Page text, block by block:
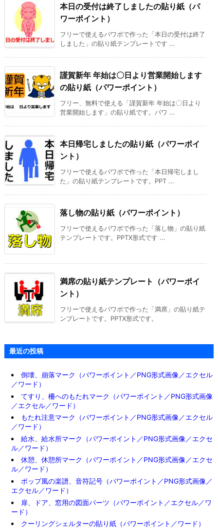
本日の受付は終了しましたの貼り紙（パ
ワーポイント）
フリーで使えるパワポで作った「本日の受付は終了
しました」の貼り紙テンプレートです ...
謹賀新年 年始は〇日より営業開始します
の貼り紙（パワーポイント）
フリー、無料で使える「謹賀新年 年始は〇日より
営業開始します」の貼り紙です。パワ ...
本日帰宅しましたの貼り紙（パワーポイ
ント）
フリーで使えるパワポで作った「本日帰宅しまし
た」の貼り紙テンプレートです。PPT ...
落し物の貼り紙（パワーポイント）
フリーで使えるパワポで作った「落し物」の貼り紙
テンプレートです。PPTX形式です ...
満席の貼り紙テンプレート（パワーポイ
ント）
フリーで使えるパワポで作った「満席」の貼り紙テ
ンプレートです。PPTX形式です。
最近の投稿
倒壊、崩落マーク（パワーポイント／PNG形式画像／エクセル
／ワード）
てすり、柵へのもたれマーク（パワーポイント／PNG形式画像
／エクセル／ワード）
もたれ注意マーク（パワーポイント／PNG形式画像／エクセル
／ワード）
給水、給水所マーク（パワーポイント／PNG形式画像／エクセ
ル／ワード）
休憩、休憩所マーク（パワーポイント／PNG形式画像／エクセ
ル／ワード）
ポップ風の楽譜、音符記号（パワーポイント／PNG形式画像／
エクセル／ワード）
扉、ドア、窓用の図面パーツ（パワーポイント／エクセル／ワ
ード）
クーリングシェルターの貼り紙（パワーポイント／ワード）